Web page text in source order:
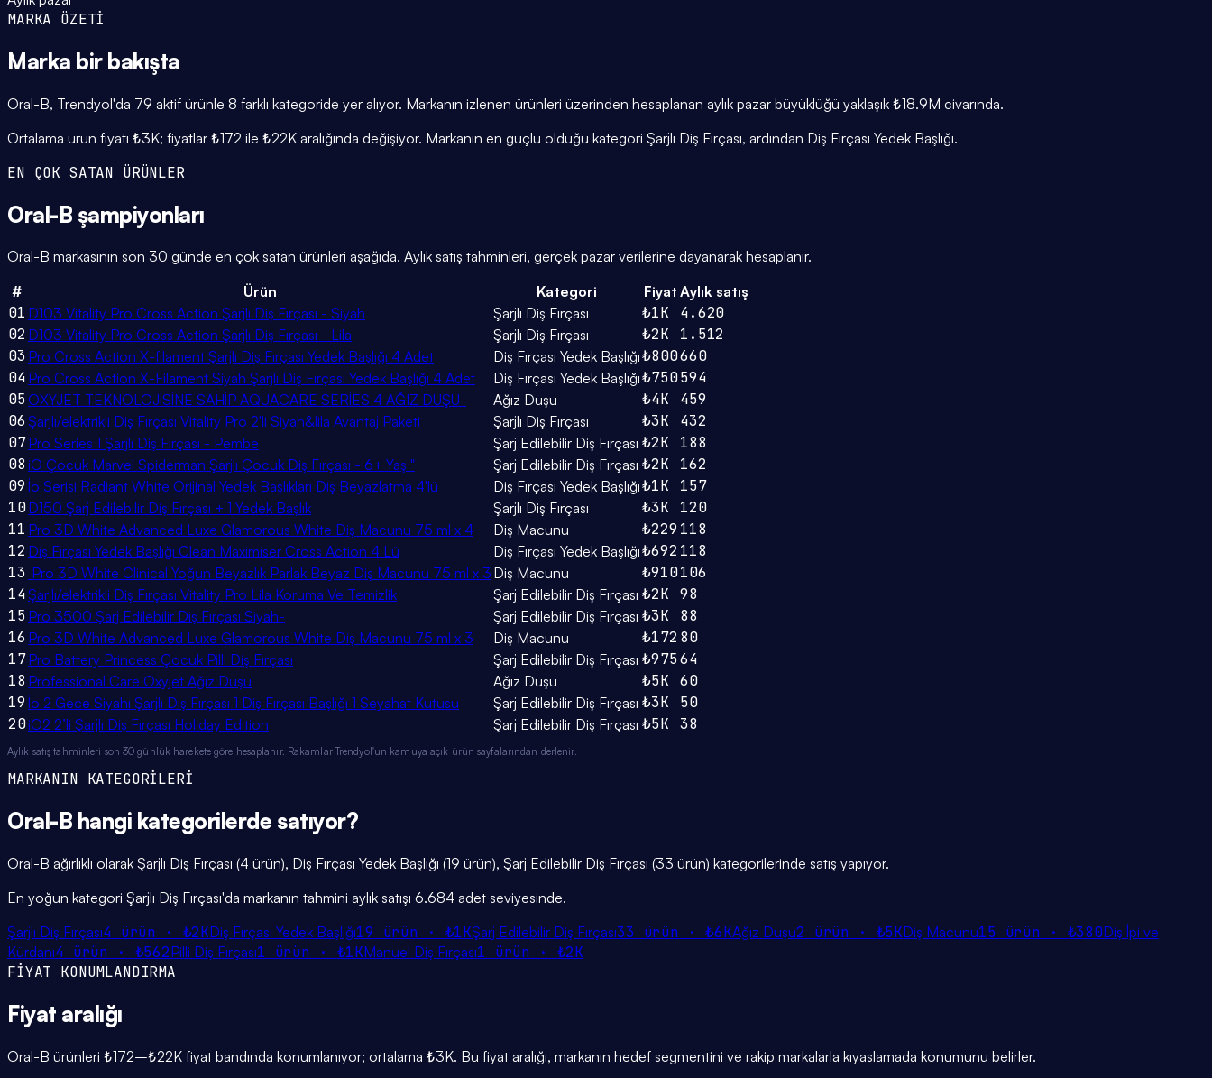
MARKA ÖZETİ
Marka bir bakışta
Oral-B, Trendyol'da 79 aktif ürünle 8 farklı kategoride yer alıyor. Markanın izlenen ürünleri üzerinden hesaplanan aylık pazar büyüklüğü yaklaşık ₺18.9M civarında.
Ortalama ürün fiyatı ₺3K; fiyatlar ₺172 ile ₺22K aralığında değişiyor. Markanın en güçlü olduğu kategori Şarjlı Diş Fırçası, ardından Diş Fırçası Yedek Başlığı.
EN ÇOK SATAN ÜRÜNLER
Oral-B şampiyonları
Oral-B markasının son 30 günde en çok satan ürünleri aşağıda. Aylık satış tahminleri, gerçek pazar verilerine dayanarak hesaplanır.
#
Ürün Kategori Fiyat Aylık satış
01 D103 Vitality Pro Cross Action Şarjlı Diş Fırçası - Siyah Şarjlı Diş Fırçası ₺1K
4.620
02 D103 Vitality Pro Cross Action Şarjlı Diş Fırçası - Lila Şarjlı Diş Fırçası ₺2K
1.512
03 Pro Cross Action X-filament Şarjlı Diş Fırçası Yedek Başlığı 4 Adet Diş Fırçası Yedek Başlığı₺800660
04 Pro Cross Action X-Filament Siyah Şarjlı Diş Fırçası Yedek Başlığı 4 Adet Diş Fırçası Yedek Başlığı₺750594
05 OXYJET TEKNOLOJİSİNE SAHİP AQUACARE SERİES 4 AĞIZ DUŞU- Ağız Duşu ₺4K
459
06 Şarjlı/elektrikli Diş Fırçası Vitality Pro 2'li Siyah&lila Avantaj Paketi Şarjlı Diş Fırçası ₺3K
432
07Pro Series 1 Şarjlı Diş Fırçası - Pembe Şarj Edilebilir Diş Fırçası ₺2K
188
08 iO Çocuk Marvel Spiderman Şarjlı Çocuk Diş Fırçası - 6+ Yaş " Şarj Edilebilir Diş Fırçası ₺2K
162
09 İo Serisi Radiant White Orijinal Yedek Başlıkları Diş Beyazlatma 4'lü Diş Fırçası Yedek Başlığı₺1K
157
10D150 Şarj Edilebilir Diş Fırçası + 1 Yedek Başlık Şarjlı Diş Fırçası ₺3K
120
11 Pro 3D White Advanced Luxe Glamorous White Diş Macunu 75 ml x 4 Diş Macunu ₺229 118
12 Diş Fırçası Yedek Başlığı Clean Maximiser Cross Action 4 Lü Diş Fırçası Yedek Başlığı₺692 118
13 Pro 3D White Clinical Yoğun Beyazlık Parlak Beyaz Diş Macunu 75 ml x 3 Diş Macunu ₺910106
14Şarjlı/elektrikli Diş Fırçası Vitality Pro Lila Koruma Ve Temizlik Şarj Edilebilir Diş Fırçası ₺2K
98
15 Pro 3500 Şarj Edilebilir Diş Fırçası Siyah- Şarj Edilebilir Diş Fırçası ₺3K
88
16 Pro 3D White Advanced Luxe Glamorous White Diş Macunu 75 ml x 3 Diş Macunu ₺172 80
17Pro Battery Princess Çocuk Pilli Diş Fırçası Şarj Edilebilir Diş Fırçası ₺97564
18 Professional Care Oxyjet Ağız Duşu Ağız Duşu ₺5K
60
19 İo 2 Gece Siyahı Şarjlı Diş Fırçası 1 Diş Fırçası Başlığı 1 Seyahat Kutusu Şarj Edilebilir Diş Fırçası ₺3K
50
20iO2 2’li Şarjlı Diş Fırçası Holiday Edition Şarj Edilebilir Diş Fırçası ₺5K 38
Aylık satış tahminleri son 30 günlük harekete göre hesaplanır. Rakamlar Trendyol'un kamuya açık ürün sayfalarından derlenir.
MARKANIN KATEGORİLERİ
Oral-B hangi kategorilerde satıyor?
Oral-B ağırlıklı olarak Şarjlı Diş Fırçası (4 ürün), Diş Fırçası Yedek Başlığı (19 ürün), Şarj Edilebilir Diş Fırçası (33 ürün) kategorilerinde satış yapıyor.
En yoğun kategori Şarjlı Diş Fırçası'da markanın tahmini aylık satışı 6.684 adet seviyesinde.
Şarjlı Diş Fırçası4 ürün · ₺2KDiş Fırçası Yedek Başlığı19 ürün · ₺1KŞarj Edilebilir Diş Fırçası33 ürün ·₺6KAğız Duşu2 ürün · ₺5KDiş Macunu15 ürün · ₺380Diş İpi ve
Kürdanı4 ürün · ₺562Pilli Diş Fırçası1 ürün · ₺1KManuel Diş Fırçası1 ürün · ₺2K
FİYAT KONUMLANDIRMA
Fiyat aralığı
Oral-B ürünleri ₺172–₺22K fiyat bandında konumlanıyor; ortalama ₺3K. Bu fiyat aralığı, markanın hedef segmentini ve rakip markalarla kıyaslamada konumunu belirler.